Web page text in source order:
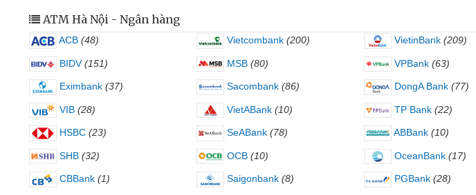
ATM Hà Nội - Ngân hàng
ACB (48) Vietcombank (200) VietinBank (209)
BIDV (151) MSB (80) VPBank (63)
Eximbank (37) Sacombank (86) DongA Bank (77)
VIB (28) VietABank (10) TP Bank (22)
HSBC (23) SeABank (78) ABBank (10)
SHB (32) OCB (10) OceanBank (17)
CBBank (1) Saigonbank (8) PGBank (28)